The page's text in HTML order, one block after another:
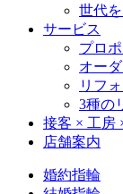
世代
サービス
プロ
オー
リフ
3種の
接客 × 工房
店舗案内
婚約指輪